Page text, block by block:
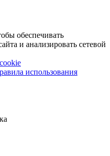
обеспечивать
и анализировать сетевой
использования